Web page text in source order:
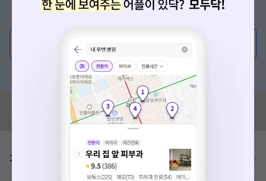
증상/치료, 궁금한 점이 있나요?
💬 무엇이든 물어보세요
혹은, 의료상담 서비스에 다양한 게시글 보러가기
혹시 잘못된 병원정보가 있나요?
모두닥 팀에 알려주세요!
가격표 비급여/급여 진료란?